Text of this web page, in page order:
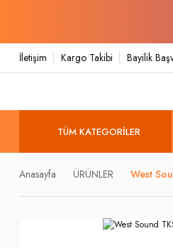
İletişim Kargo Takibi Bayilik
TÜM KATEGORILER
Anasayfa ÜRÜNLER West